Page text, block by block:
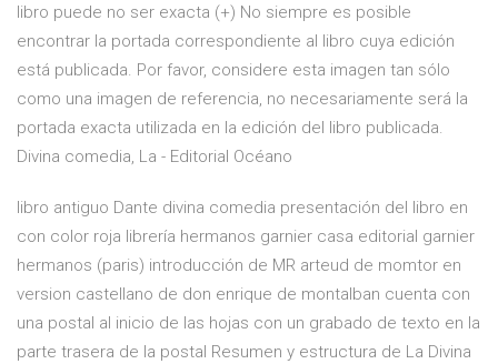
libro puede no ser exacta (+) No siempre es posible
encontrar la portada correspondiente al libro cuya edición
está publicada. Por favor, considere esta imagen tan sólo
como una imagen de referencia, no necesariamente será la
portada exacta utilizada en la edición del libro publicada.
Divina comedia, La - Editorial Océano
libro antiguo Dante divina comedia presentación del libro en
con color roja librería hermanos garnier casa editorial garnier
hermanos (paris) introducción de MR arteud de momtor en
version castellano de don enrique de montalban cuenta con
una postal al inicio de las hojas con un grabado de texto en la
parte trasera de la postal Resumen y estructura de La Divina